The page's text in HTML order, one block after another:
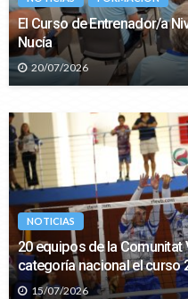
El Curso de Entrenador/a
Nucía
20/07/2026
NOTICIAS
20 equipos de la Comunitat
categoría nacional el curso
15/07/2026